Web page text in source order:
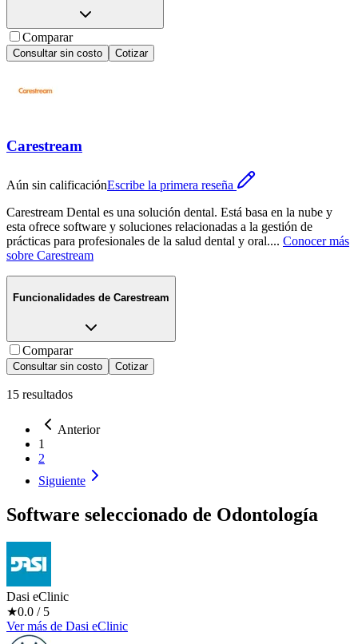
Comparar
Consultar sin costo Cotizar
Carestream
Aún sin calificaciónEscribe la primera reseña
Carestream Dental es una solución dental. Está basa en la nube y
esta ofrece software y soluciones relacionadas a la gestión de
prácticas para profesionales de la salud dental y oral.... Conocer más
sobre Carestream
Funcionalidades de Carestream
Comparar
Consultar sin costo Cotizar
15 resultados
Anterior
1
2
Siguiente
Software seleccionado de Odontología
Dasi eClinic
★0.0 / 5
Ver más de Dasi eClinic